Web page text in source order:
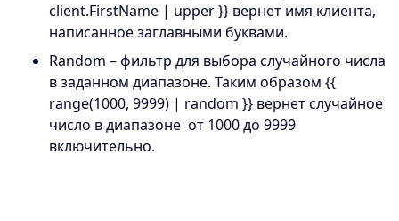
client.FirstName | upper }} вернет имя клиента,
написанное заглавными буквами.
Random – фильтр для выбора случайного числа
в заданном диапазоне. Таким образом {{
range(1000, 9999) | random }} вернет случайное
число в диапазоне от 1000 до 9999
включительно.